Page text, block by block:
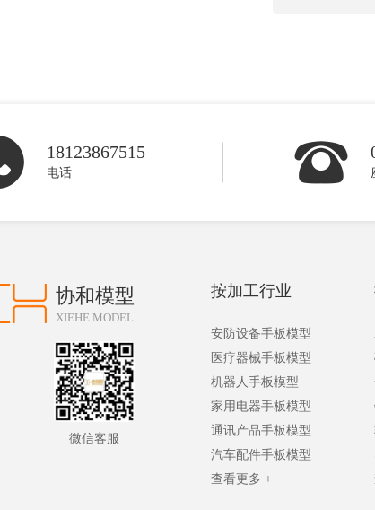
18123867515
电话
协和模型
XIEHE MODEL
微信客服
按加工行业
安防设备手板模型
医疗器械手板模型
机器人手板模型
家用电器手板模型
通讯产品手板模型
汽车配件手板模型
查看更多 +